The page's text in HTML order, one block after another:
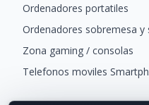
Ordenadores portatiles
Ordenadores sobremesa y
Zona gaming / consolas
Telefonos moviles